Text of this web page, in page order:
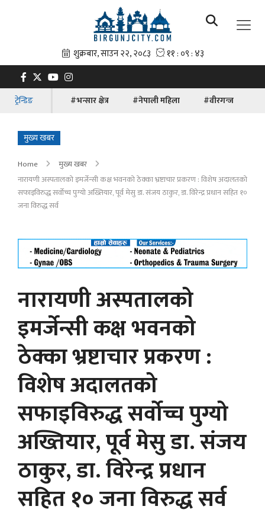
ट्रेन्डिङ #भन्सार क्षेत्र #नेपाली महिला #वीरगन्ज
मुख्य खबर
Home
मुख्य खबर
नारायणी अस्पतालको इमर्जेन्सी कक्ष भवनको ठेक्का भ्रष्टाचार प्रकरण : विशेष अदालतको
सफाइविरुद्ध सर्वोच्च पुग्यो अख्तियार, पूर्व मेसु डा. संजय ठाकुर, डा. विरेन्द्र प्रधान सहित १०
जना विरुद्ध सर्व
नारायणी अस्पतालको
इमर्जेन्सी कक्ष भवनको
ठेक्का भ्रष्टाचार प्रकरण :
विशेष अदालतको
सफाइविरुद्ध सर्वोच्च पुग्यो
अख्तियार, पूर्व मेसु डा. संजय
ठाकुर, डा. विरेन्द्र प्रधान
सहित १० जना विरुद्ध सर्व